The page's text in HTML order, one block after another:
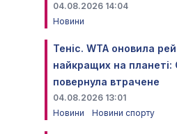
04.08.2026 14:04
Новини
Теніс. WTA оновила
найкращих на планеті:
повернула втрачене
04.08.2026 13:01
Новини
Новини спорту